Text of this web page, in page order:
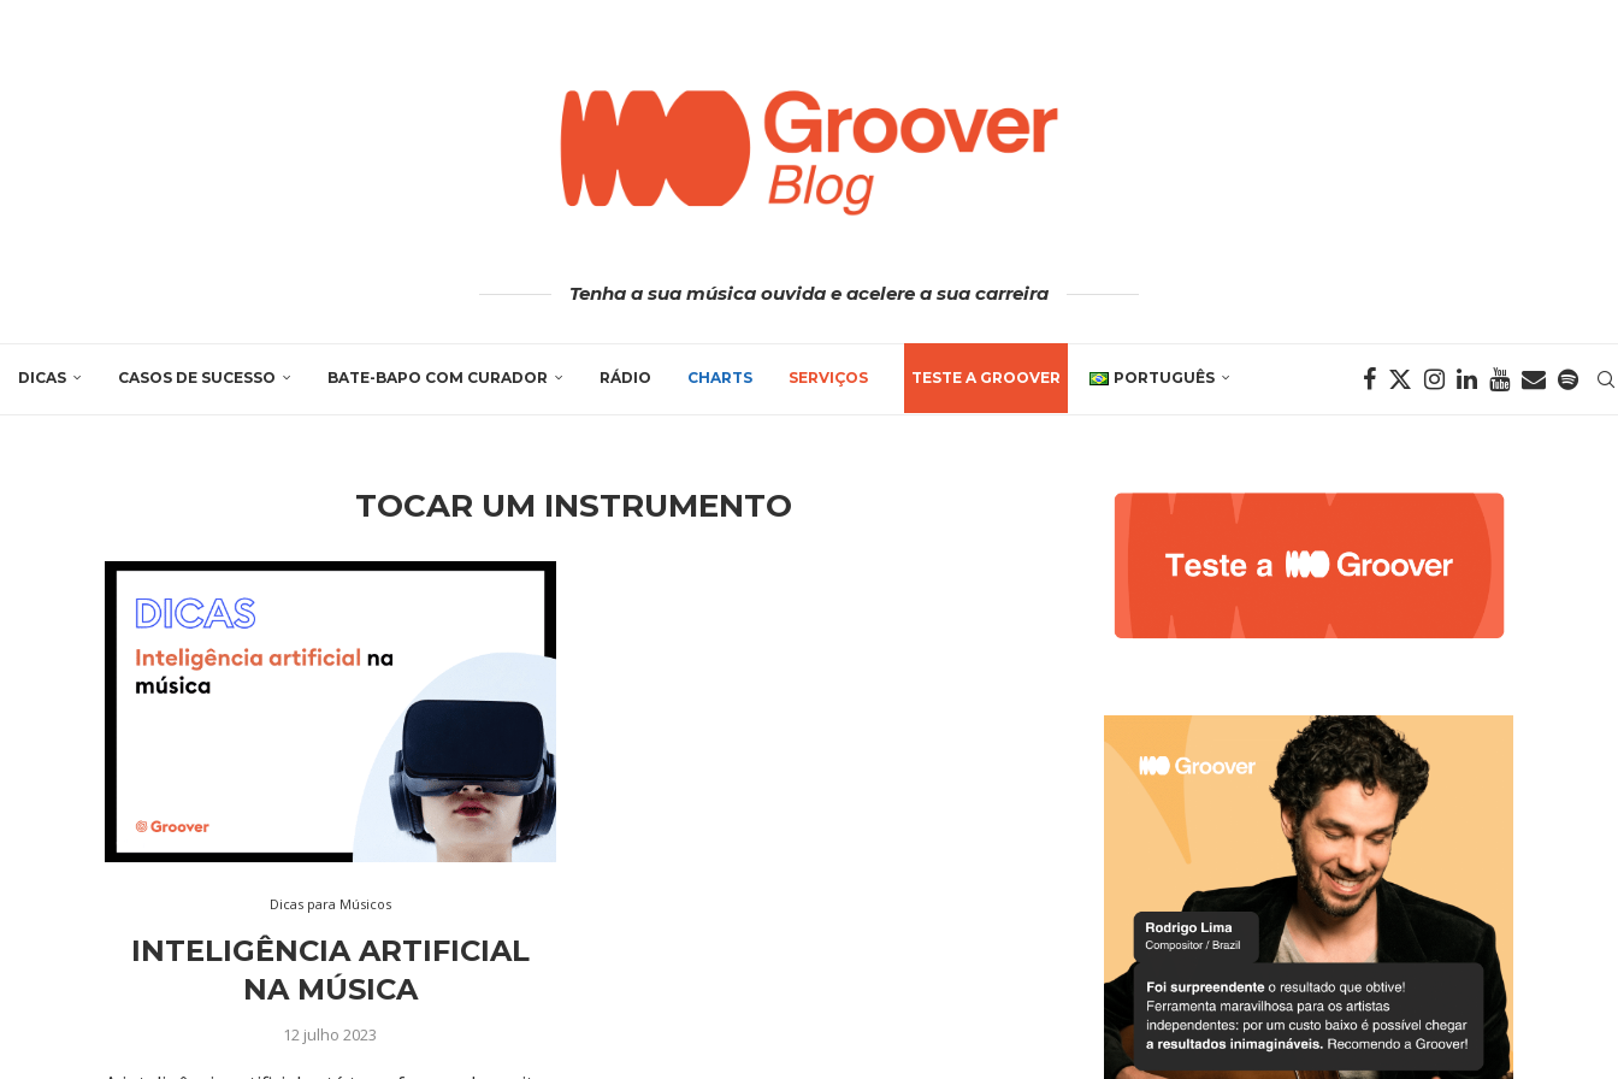
Tenha a sua música ouvida e acelere a sua carreira
DICAS CASOS DE SUCESSO BATE-BAPO COM CURADOR RÁDIO CHARTS SERVIÇOS TESTE A GROOVER PORTUGUÊS
TOCAR UM INSTRUMENTO
Dicas para Músicos
INTELIGÊNCIA ARTIFICIAL
NA MÚSICA
12 julho 2023